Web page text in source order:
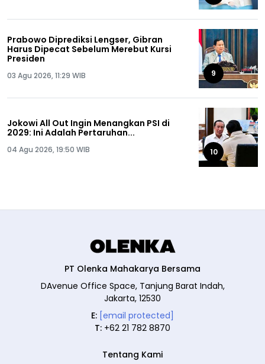
Prabowo Diprediksi Lengser, Gibran
Harus Dipecat Sebelum Merebut Kursi
Presiden
03 Agu 2026, 11:29 WIB 9
Jokowi All Out Ingin Menangkan PSI di
2029: Ini Adalah Pertaruhan...
04 Agu 2026, 19:50 WIB 10
PT Olenka Mahakarya Bersama
DAvenue Office Space, Tanjung Barat Indah,
Jakarta, 12530
E: [email protected]
T: +62 21 782 8870
Tentang Kami